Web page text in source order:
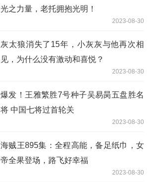
光之力量，老托拥抱光明！
2023-08-30
灰太狼消失了15年，小灰灰与他再次相
见，为什么没有激动和喜悦？
2023-08-30
爆发！王雅繁胜7号种子吴易昺五盘胜名
将 中国七将过首轮关
2023-08-30
海贼王895集：全程高能，备足纸巾，女
帝全果登场，路飞好幸福
2023-08-30